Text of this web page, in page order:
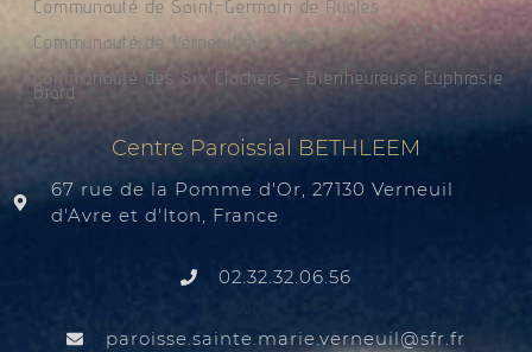
Communauté de Saint-Germain de Rugles
Communauté de Verneuil sur Avre
Communauté des Six Clochers – Bienheureuse Euphrasie
Brard
Centre Paroissial BETHLEEM
67 rue de la Pomme d'Or, 27130 Verneuil
d'Avre et d'Iton, France
02.32.32.06.56
rf.rfs
@liuenrev.eiram.etnias.essiorap